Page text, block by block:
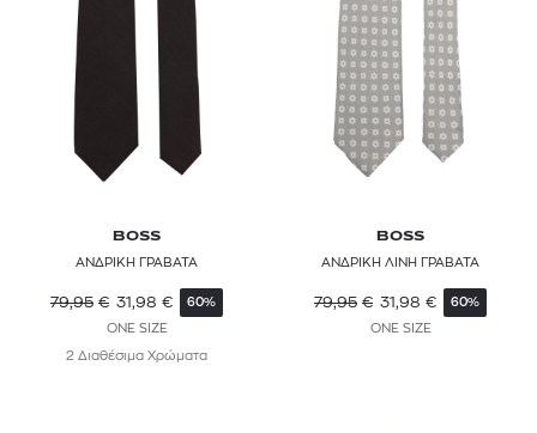
BOSS
ΑΝΔΡΙΚΗ ΓΡΑΒΑΤΑ
79,95 € 31,98 € 60%
ONE SIZE
2 Διαθέσιμα Χρώματα
BOSS
ΑΝΔΡΙΚΗ ΛΙΝΗ ΓΡΑΒΑΤΑ
79,95 € 31,98 € 60%
ONE SIZE